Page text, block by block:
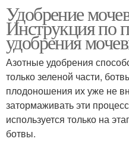
Удобрение
Инструкция по
удобрения
Азотные удобрения
только зеленой части,
плодоношения их уже не
затормаживать эти
используется только на
ботвы.